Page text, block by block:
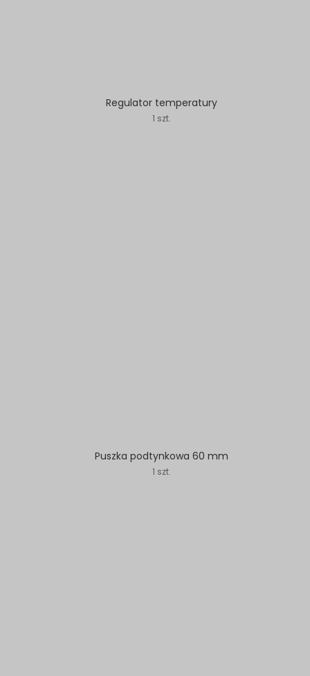
Regulator temperatury
1 szt.
Puszka podtynkowa 60 mm
1 szt.